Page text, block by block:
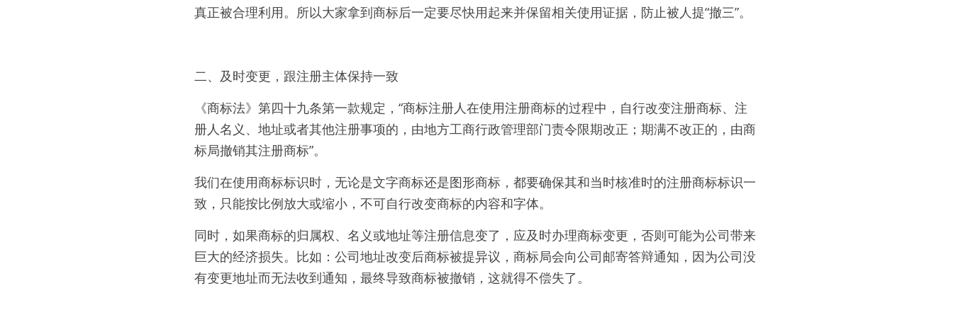
真正被合理利用。所以大家拿到商标后一定要尽快用起来并保留相关使用证据，防止被人提“撤三”。
二、及时变更，跟注册主体保持一致
《商标法》第四十九条第一款规定，“商标注册人在使用注册商标的过程中，自行改变注册商标、注
册人名义、地址或者其他注册事项的，由地方工商行政管理部门责令限期改正；期满不改正的，由商
标局撤销其注册商标”。
我们在使用商标标识时，无论是文字商标还是图形商标，都要确保其和当时核准时的注册商标标识一
致，只能按比例放大或缩小，不可自行改变商标的内容和字体。
同时，如果商标的归属权、名义或地址等注册信息变了，应及时办理商标变更，否则可能为公司带来
巨大的经济损失。比如：公司地址改变后商标被提异议，商标局会向公司邮寄答辩通知，因为公司没
有变更地址而无法收到通知，最终导致商标被撤销，这就得不偿失了。